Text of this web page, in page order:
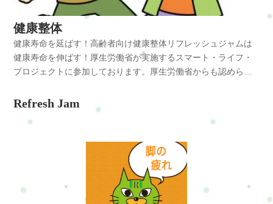
健康整体
健康寿命を延ばす！高齢者向け健康整体リフレッシュジャムは
健康寿命を伸ばす！厚生労働省が実施するスマート・ライフ・
プロジェクトに参加しております。厚生労働省からも認められ
整体は、筋肉や関節の衰えを感じる高齢者の方々に、安心して
受けていただける整体です。優しい施術で、身体の不調や痛み
トいたします。また、高齢者の方々にも通いやすい価格設定や
時間帯のご提供もしています。健康で快適な生活を送るため
に、ぜひお気軽にご相談ください。料金■30分…3600円■60分…
5600円こんな方にお勧め整体を受けたいがゆっくりやって欲し
い。ゆっくりとのんびりとより安全に整体を受けたい。健康維
Refresh Jam